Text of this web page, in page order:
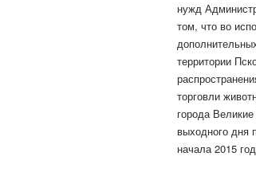
нужд
том, что во
территории
торговли
города
выходного дня
начала 2015